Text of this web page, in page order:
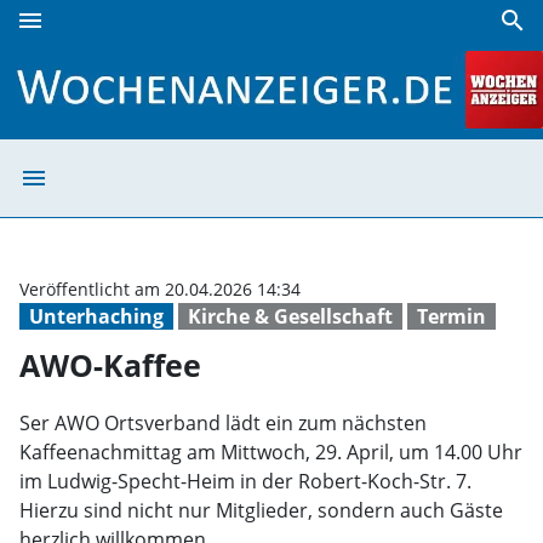
menu search
menu
Unterhaching Kirche & Gesellschaft Termin
Veröffentlicht am 20.04.2026 14:34
AWO-Kaffee
Ser AWO Ortsverband lädt ein zum nächsten
Kaffeenachmittag am Mittwoch, 29. April, um 14.00 Uhr
im Ludwig-Specht-Heim in der Robert-Koch-Str. 7.
Hierzu sind nicht nur Mitglieder, sondern auch Gäste